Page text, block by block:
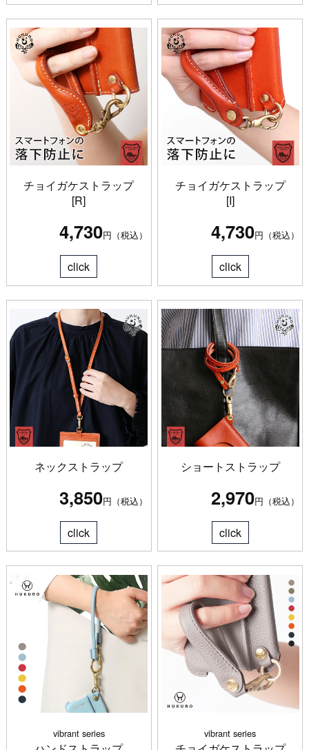
チョイガケストラップ
[R]
4,730円（税込）
click
チョイガケストラップ
[I]
4,730円（税込）
click
ネックストラップ
3,850円（税込）
click
ショートストラップ
2,970円（税込）
click
vibrant series vibrant series